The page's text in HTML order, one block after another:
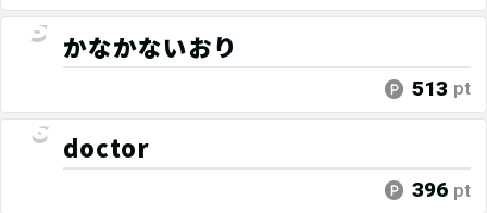
かなかないおり
513 pt
doctor
396 pt